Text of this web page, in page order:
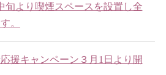
旬より喫煙スペースを設置し全
。
援キャンペーン３月1日より開